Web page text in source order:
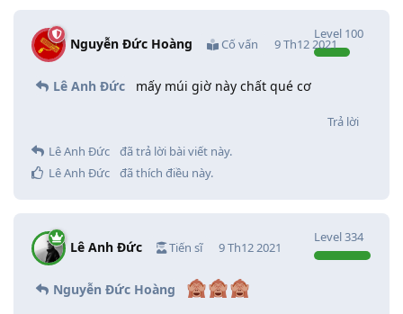
Nguyễn Đức Hoàng Cố vấn
Level 100
9 Th12 2021
Lê Anh Đức mấy múi giờ này chất qué cơ
Trả lời
Lê Anh Đức
đã trả lời bài viết này.
Lê Anh Đức
đã thích điều này.
Lê Anh Đức Tiến sĩ
Level334
9 Th12 2021
Nguyễn Đức Hoàng